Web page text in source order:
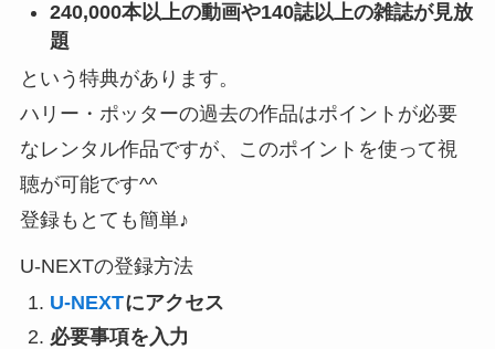
240,000本以上の動画や140誌以上の雑誌が見放
題
という特典があります。
ハリー・ポッターの過去の作品はポイントが必要
なレンタル作品ですが、このポイントを使って視
聴が可能です^^
登録もとても簡単♪
U-NEXTの登録方法
U-NEXTにアクセス
必要事項を入力